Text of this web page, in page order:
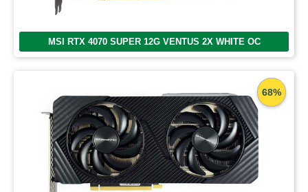
MSI RTX 4070 SUPER 12G VENTUS 2X WHITE OC
68%